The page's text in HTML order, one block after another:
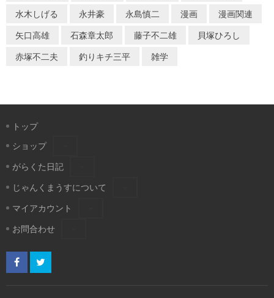
水木しげる
永井豪 永島慎二 漫画
漫画関連
矢口高雄
石森章太郎 藤子不二雄
貝塚ひろし
赤塚不二夫
釣りキチ三平 雑学
トップ
ショップ
がらくた日記
じゃんくまうすについて
マイアカウント
お問合わせ